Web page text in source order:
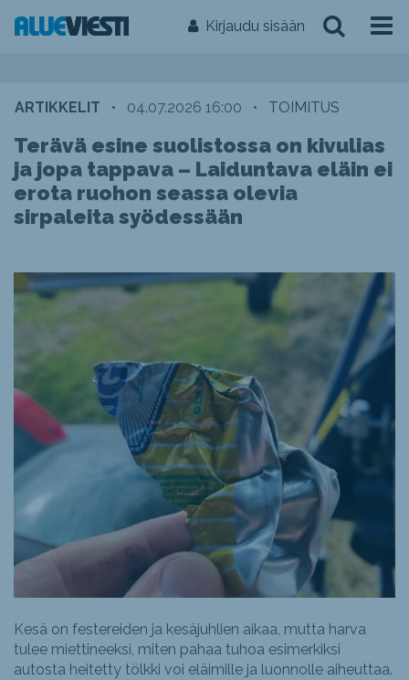
Kirjaudu sisään
ARTIKKELIT • 04.07.2026 16:00 • TOIMITUS
Terävä esine suolistossa on kivulias
ja jopa tappava – Laiduntava eläin ei
erota ruohon seassa olevia
sirpaleita syödessään
Kesä on festereiden ja kesäjuhlien aikaa, mutta harva
tulee miettineeksi, miten pahaa tuhoa esimerkiksi
autosta heitetty tölkki voi eläimille ja luonnolle aiheuttaa.